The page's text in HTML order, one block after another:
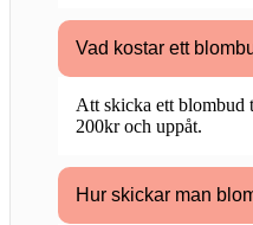
Vad kostar ett
Att skicka ett blombud
200kr och uppåt.
Hur skickar man